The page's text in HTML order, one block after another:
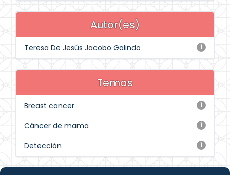
Autor(es)
1
Teresa De Jesús Jacobo Galindo
Temas
1
Breast cancer
1
Cáncer de mama
1
Detección